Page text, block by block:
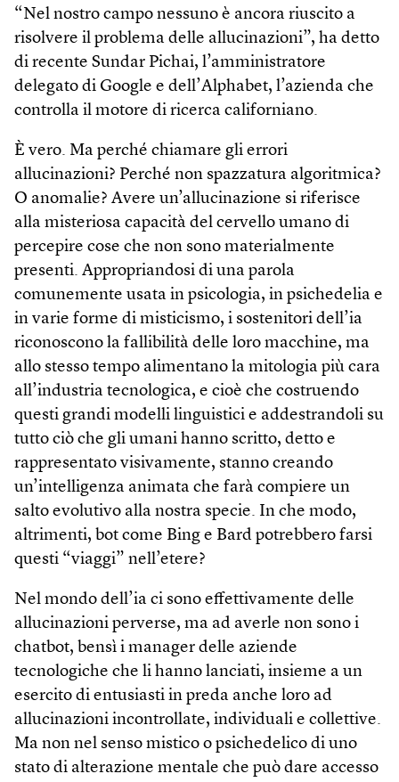
“Nel nostro campo nessuno è ancora riuscito a
risolvere il problema delle allucinazioni”, ha detto
di recente Sundar Pichai, l’amministratore
delegato di Google e dell’Alphabet, l’azienda che
controlla il motore di ricerca californiano.
È vero. Ma perché chiamare gli errori
allucinazioni? Perché non spazzatura algoritmica?
O anomalie? Avere un’allucinazione si riferisce
alla misteriosa capacità del cervello umano di
percepire cose che non sono materialmente
presenti. Appropriandosi di una parola
comunemente usata in psicologia, in psichedelia e
in varie forme di misticismo, i sostenitori dell’ia
riconoscono la fallibilità delle loro macchine, ma
allo stesso tempo alimentano la mitologia più cara
all’industria tecnologica, e cioè che costruendo
questi grandi modelli linguistici e addestrandoli su
tutto ciò che gli umani hanno scritto, detto e
rappresentato visivamente, stanno creando
un’intelligenza animata che farà compiere un
salto evolutivo alla nostra specie. In che modo,
altrimenti, bot come Bing e Bard potrebbero farsi
questi “viaggi” nell’etere?
Nel mondo dell’ia ci sono effettivamente delle
allucinazioni perverse, ma ad averle non sono i
chatbot, bensì i manager delle aziende
tecnologiche che li hanno lanciati, insieme a un
esercito di entusiasti in preda anche loro ad
allucinazioni incontrollate, individuali e collettive.
Ma non nel senso mistico o psichedelico di uno
stato di alterazione mentale che può dare accesso